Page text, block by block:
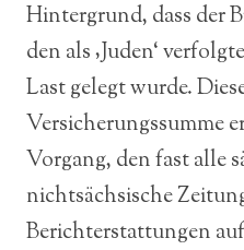
Hintergrund, dass der
den als ‚Juden‘
Last gelegt wurde.
Versicherungssumme
Vorgang, den fast alle
nichtsächsische
Berichterstattungen